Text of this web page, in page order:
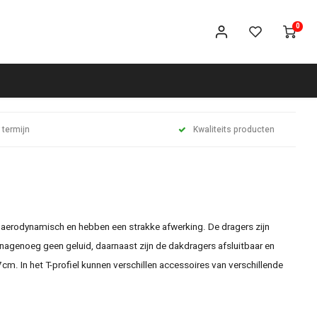
0
termijn Kwaliteits producten
en hebben een strakke afwerking. De dragers zijn
geen geluid, daarnaast zijn de dakdragers afsluitbaar en
In het T-profiel kunnen verschillen accessoires van verschillende